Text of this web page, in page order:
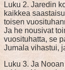
Luku 2. Jaredin
kaikkea
toisen
Ja he nousivat
vuosituhatta, se
Jumala vihastui,
Luku 3. Ja